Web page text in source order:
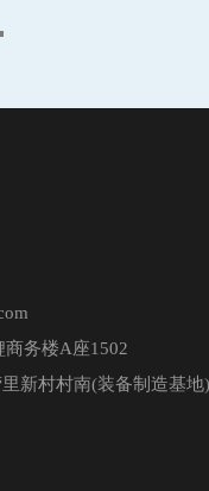
务楼A座1502
新村村南(装备制造基地)